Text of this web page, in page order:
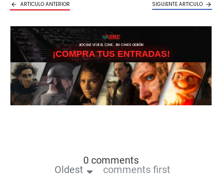
ARTICULO ANTERIOR SIGUIENTE ARTICULO
3DCINE VIVE EL CINE… EN CINES ODEÓN
¡COMPRA TUS ENTRADAS!
0 comments
Oldest comments first